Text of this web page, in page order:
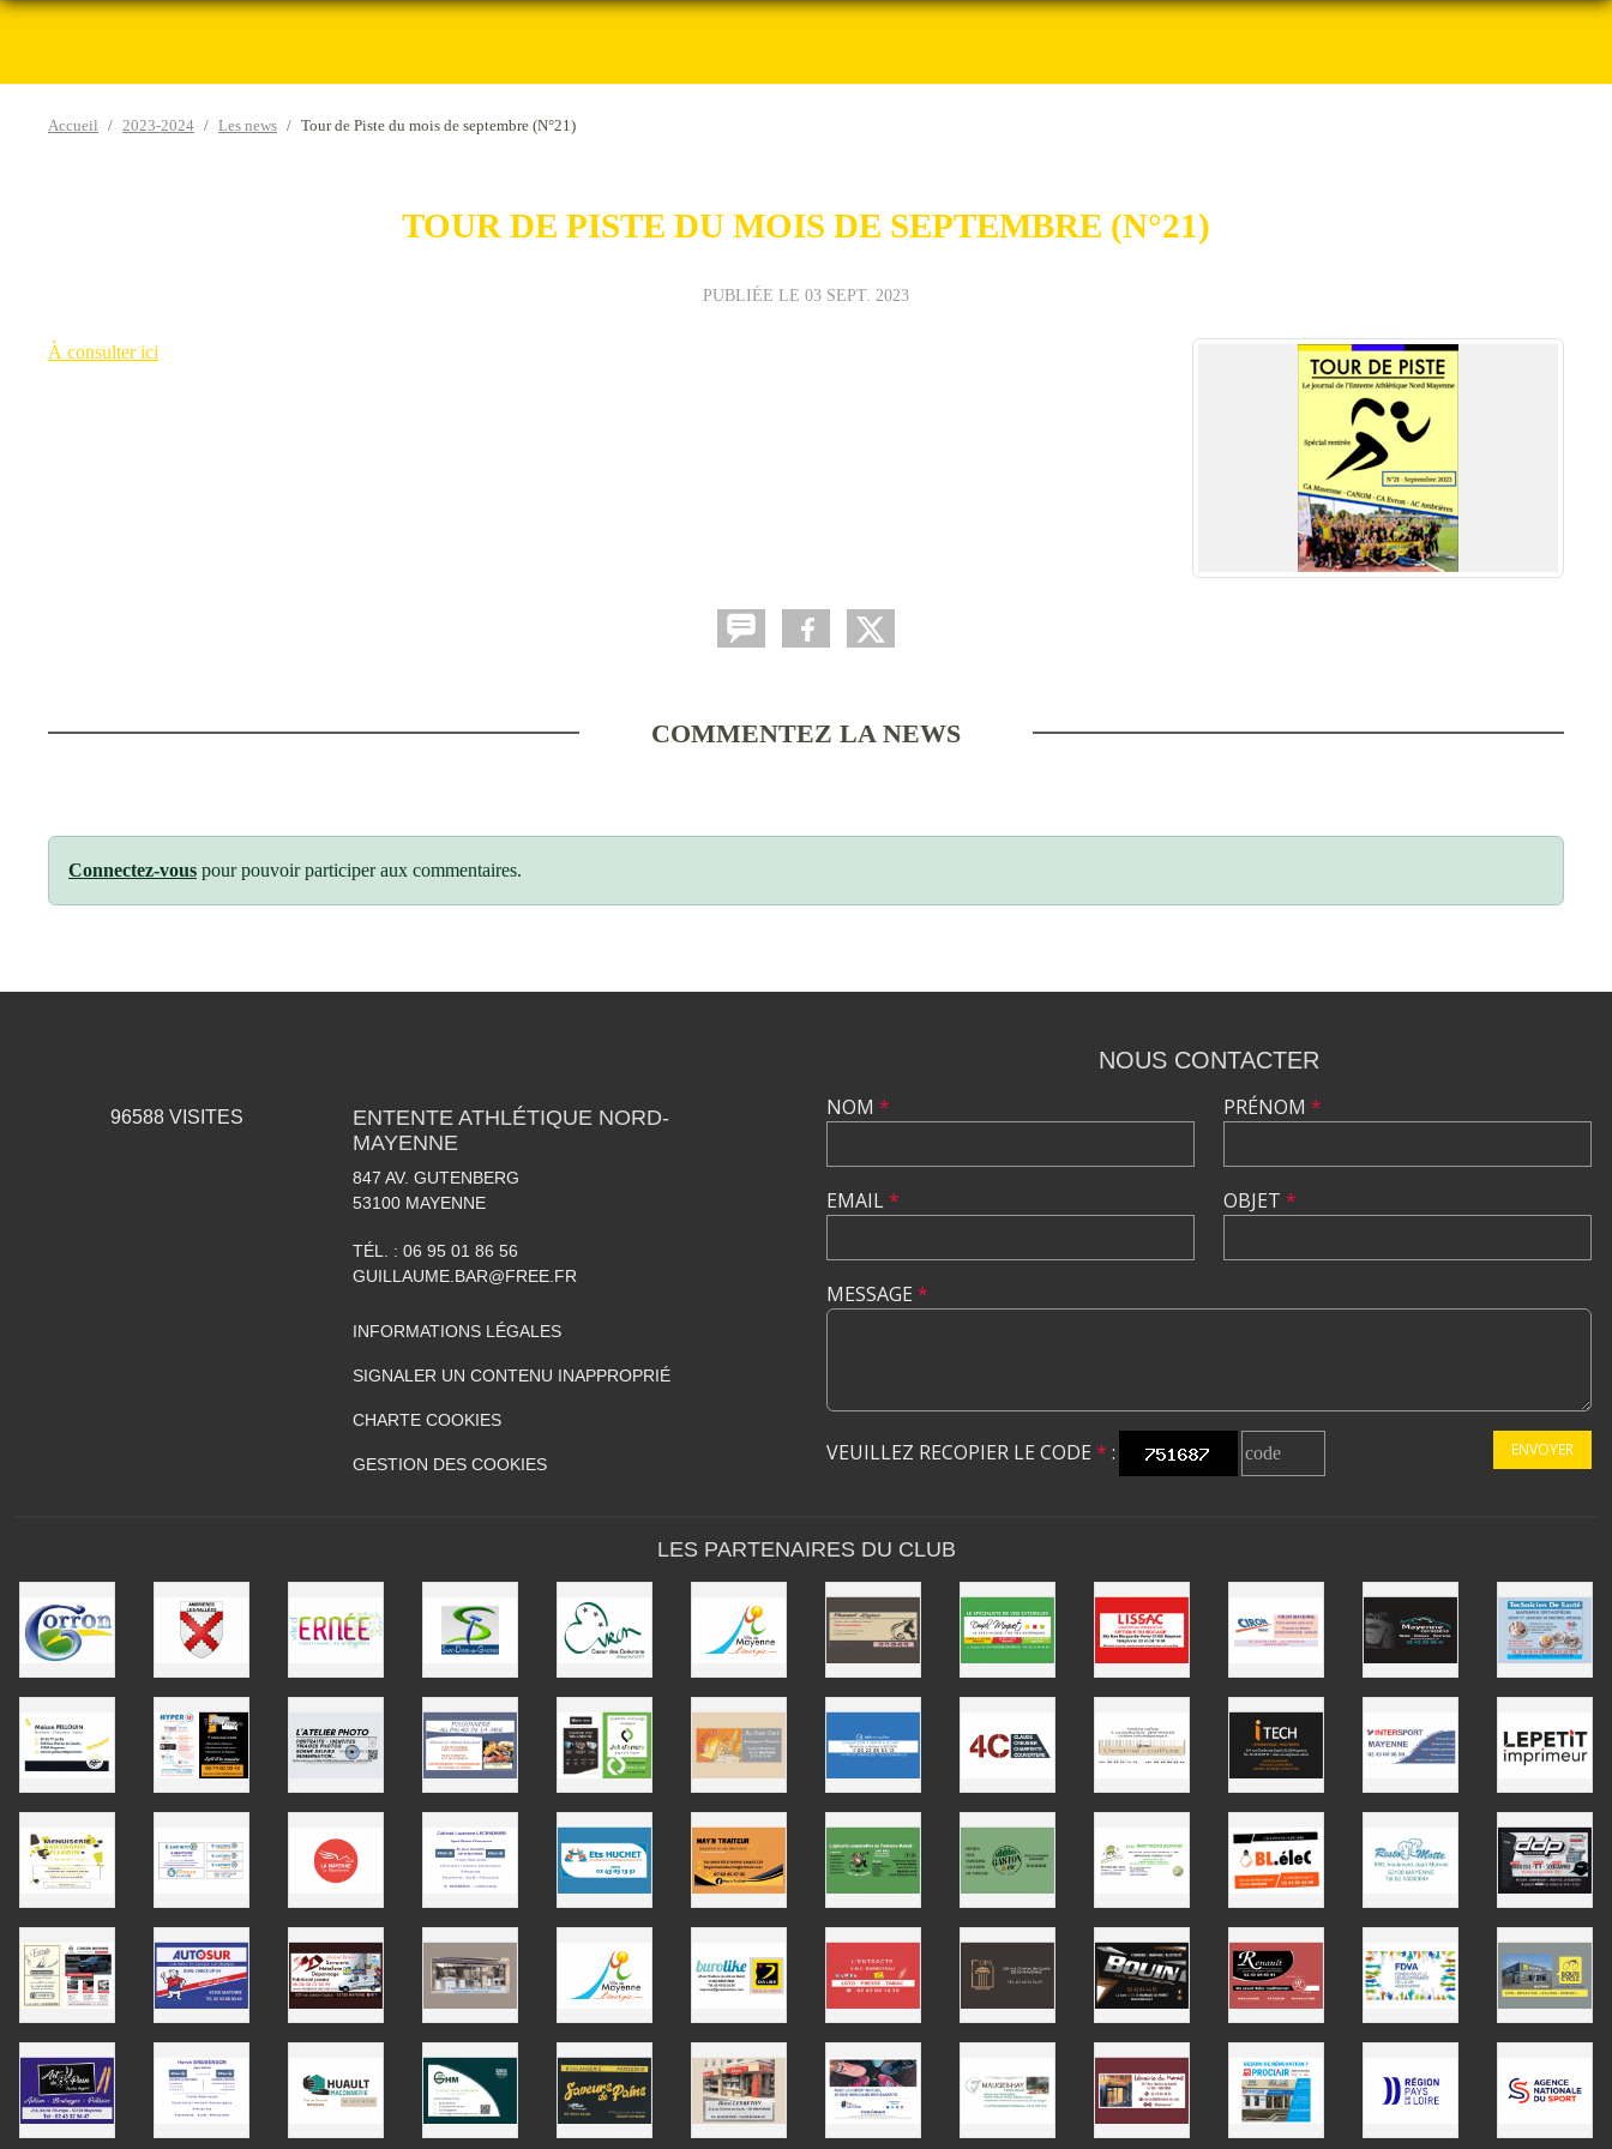
Accueil 2023-2024 Les news Tour de Piste du mois de septembre (N°21)
TOUR DE PISTE DU MOIS DE SEPTEMBRE (N°21)
PUBLIÉE LE 03 SEPT. 2023
À consulter ici
COMMENTEZ LA NEWS
Connectez-vous pour pouvoir participer aux commentaires.
96588VISITES
ENTENTE ATHLÉTIQUE NORD-
MAYENNE
847 AV. GUTENBERG
53100 MAYENNE
TÉL. : 06 95 01 86 56
GUILLAUME.BAR@FREE.FR
INFORMATIONS LÉGALES
SIGNALER UN CONTENU INAPPROPRIÉ
CHARTE COOKIES
GESTION DES COOKIES
NOUS CONTACTER
NOM *
EMAIL*
PRÉNOM *
OBJET *
MESSAGE *
VEUILLEZ RECOPIER LE CODE * : ENVOYER
LES PARTENAIRES DU CLUB